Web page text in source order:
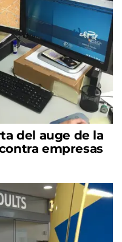
del auge de la
empresas